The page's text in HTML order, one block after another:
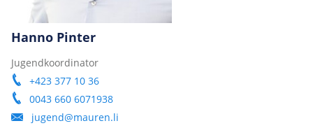
Hanno Pinter
Jugendkoordinator
+423 377 10 36
0043 660 6071938
jugend@mauren.li